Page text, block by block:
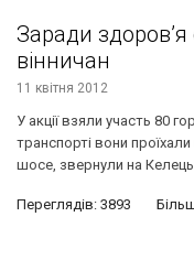
Заради
вінничан
11 квітня 2012
У акції взяли участь 80
транспорті вони
шосе, звернули на
Переглядів: 3893